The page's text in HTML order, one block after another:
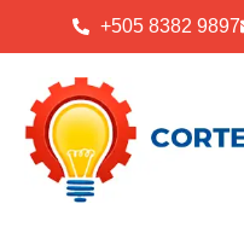
+505 8382 9897